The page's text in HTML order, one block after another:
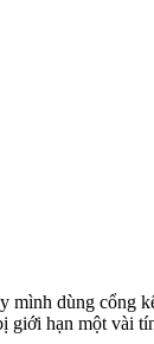
mình dùng cổng
giới hạn một vài